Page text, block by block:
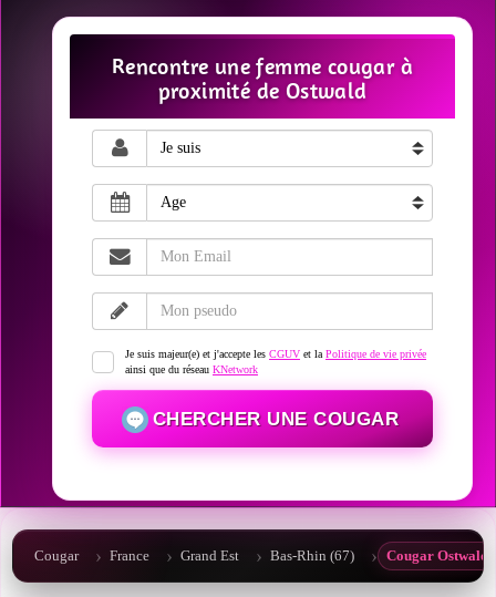
Rencontre une femme cougar à
proximité de Ostwald
Je suis majeur(e) et j'accepte les CGUV et la Politique de vie privée
ainsi que du réseau KNetwork
CHERCHER UNE COUGAR
Cougar France Grand Est Bas-Rhin (67) Cougar Ostwald